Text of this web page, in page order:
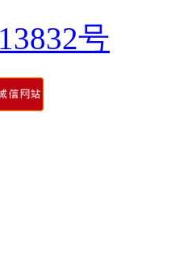
号